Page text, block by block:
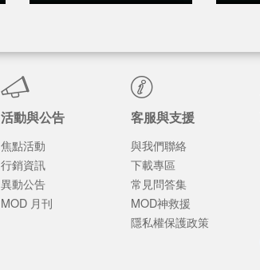
活動與公告
焦點活動
行銷資訊
異動公告
MOD 月刊
客服與支援
與我們聯絡
下載專區
常見問答集
MOD神救援
隱私權保護政策